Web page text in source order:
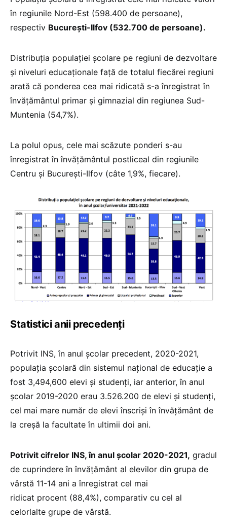
în regiunile Nord-Est (598.400 de persoane),
respectiv Bucureşti-Ilfov (532.700 de persoane).
Distribuţia populaţiei şcolare pe regiuni de dezvoltare
şi niveluri educaţionale faţă de totalul fiecărei regiuni
arată că ponderea cea mai ridicată s-a înregistrat în
învăţământul primar şi gimnazial din regiunea Sud-
Muntenia (54,7%).
La polul opus, cele mai scăzute ponderi s-au
înregistrat în învăţământul postliceal din regiunile
Centru şi Bucureşti-Ilfov (câte 1,9%, fiecare).
Statistici anii precedenți
Potrivit INS, în anul școlar precedent, 2020-2021,
populaţia şcolară din sistemul naţional de educaţie a
fost 3,494,600 elevi şi studenți, iar anterior, în anul
școlar 2019-2020 erau 3.526.200 de elevi şi studenți,
cel mai mare număr de elevi înscriși în învățământ de
la creșă la facultate în ultimii doi ani.
Potrivit cifrelor INS, în anul școlar 2020-2021, gradul
de cuprindere în învăţământ al elevilor din grupa de
vârstă 11-14 ani a înregistrat cel mai
ridicat procent (88,4%), comparativ cu cel al
celorlalte grupe de vârstă.